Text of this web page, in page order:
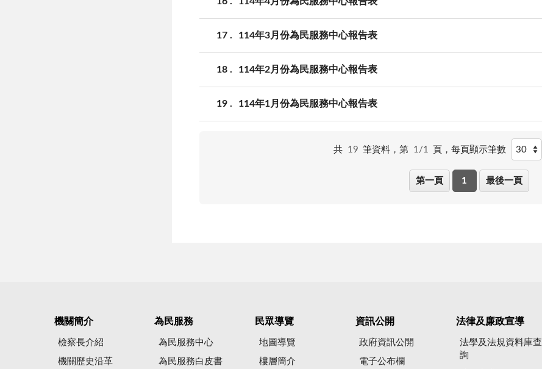
17 114年3月份為民服務中心報告表
18 114年2月份為民服務中心報告表
19 114年1月份為民服務中心報告表
共 19 筆資料，第 1/1 頁，每頁顯示筆數
第一頁 1 最後一頁
機關簡介
檢察長介紹
機關歷史沿革
為民服務
為民服務中心
為民服務白皮書
民眾導覽
地圖導覽
樓層簡介
資訊公開
政府資訊公開
電子公布欄
法律及廉政宣導
法學及法規資料庫查
詢